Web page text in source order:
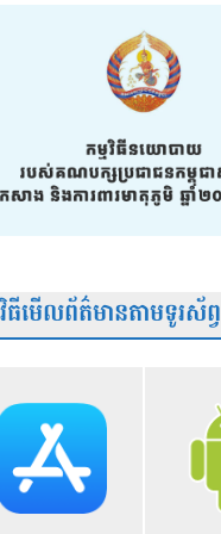
ធីមើលព័ត៌មានតាមទូរស័ព្វ